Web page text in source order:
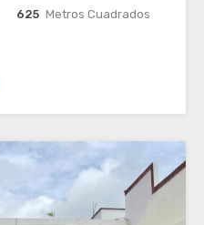
625 Metros Cuadrados